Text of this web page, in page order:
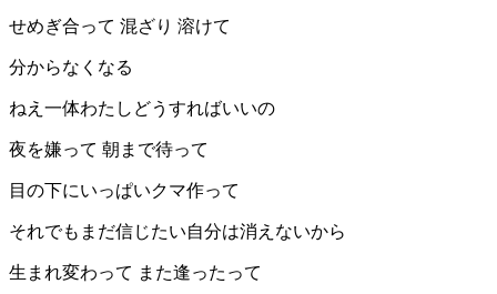
せめぎ合って 混ざり 溶けて
分からなくなる
ねえ一体わたしどうすればいいの
夜を嫌って 朝まで待って
目の下にいっぱいクマ作って
それでもまだ信じたい自分は消えないから
生まれ変わって また逢ったって